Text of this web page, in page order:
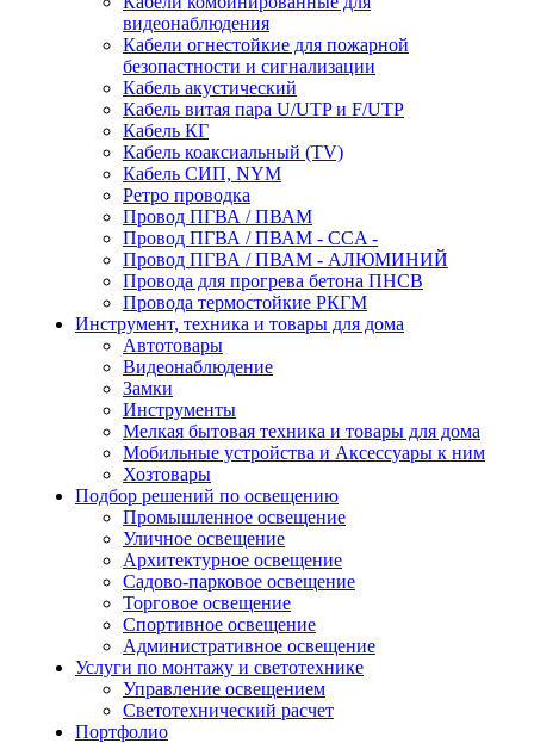
видеонаблюдения
Кабели огнестойкие для пожарной
безопастности и сигнализации
Кабель акустический
Кабель витая пара U/UTP и F/UTP
Кабель КГ
Кабель коаксиальный (TV)
Кабель СИП, NYM
Ретро проводка
Провод ПГВА / ПВАМ
Провод ПГВА / ПВАМ - CCA -
Провод ПГВА / ПВАМ - АЛЮМИНИЙ
Провода для прогрева бетона ПНСВ
Провода термостойкие РКГМ
Инструмент, техника и товары для дома
Автотовары
Видеонаблюдение
Замки
Инструменты
Мелкая бытовая техника и товары для дома
Мобильные устройства и Аксессуары к ним
Хозтовары
Подбор решений по освещению
Промышленное освещение
Уличное освещение
Архитектурное освещение
Садово-парковое освещение
Торговое освещение
Спортивное освещение
Административное освещение
Услуги по монтажу и светотехнике
Управление освещением
Светотехнический расчет
Портфолио